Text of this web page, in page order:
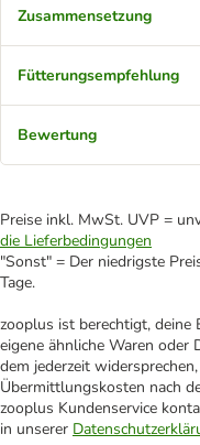
Zusammensetzung
Fütterungsempfehlung
Bewertung
Preise inkl. MwSt. UVP =
die Lieferbedingungen
"Sonst" = Der niedrigste
Tage.
zooplus ist berechtigt,
eigene ähnliche Waren oder
dem jederzeit
Übermittlungskosten nach
zooplus Kundenservice
in unserer